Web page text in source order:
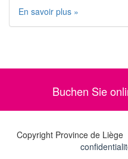
En savoir plus »
Buchen Sie
Copyright Province de Liège